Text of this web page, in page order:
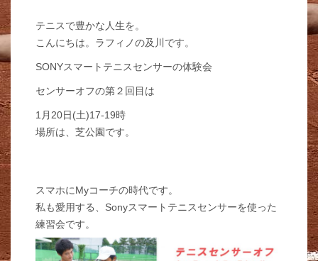
テニスで豊かな人生を。
こんにちは。ラフィノの及川です。
SONYスマートテニスセンサーの体験会
センサーオフの第２回目は
1月20日(土)17-19時
場所は、芝公園です。
スマホにMyコーチの時代です。
私も愛用する、Sonyスマートテニスセンサーを使った
練習会です。